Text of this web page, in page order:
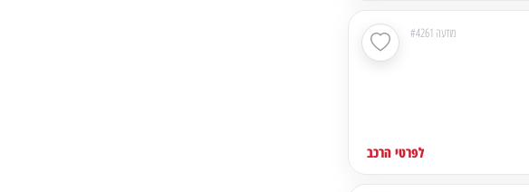
מודעה #4261
לפרטי הרכב